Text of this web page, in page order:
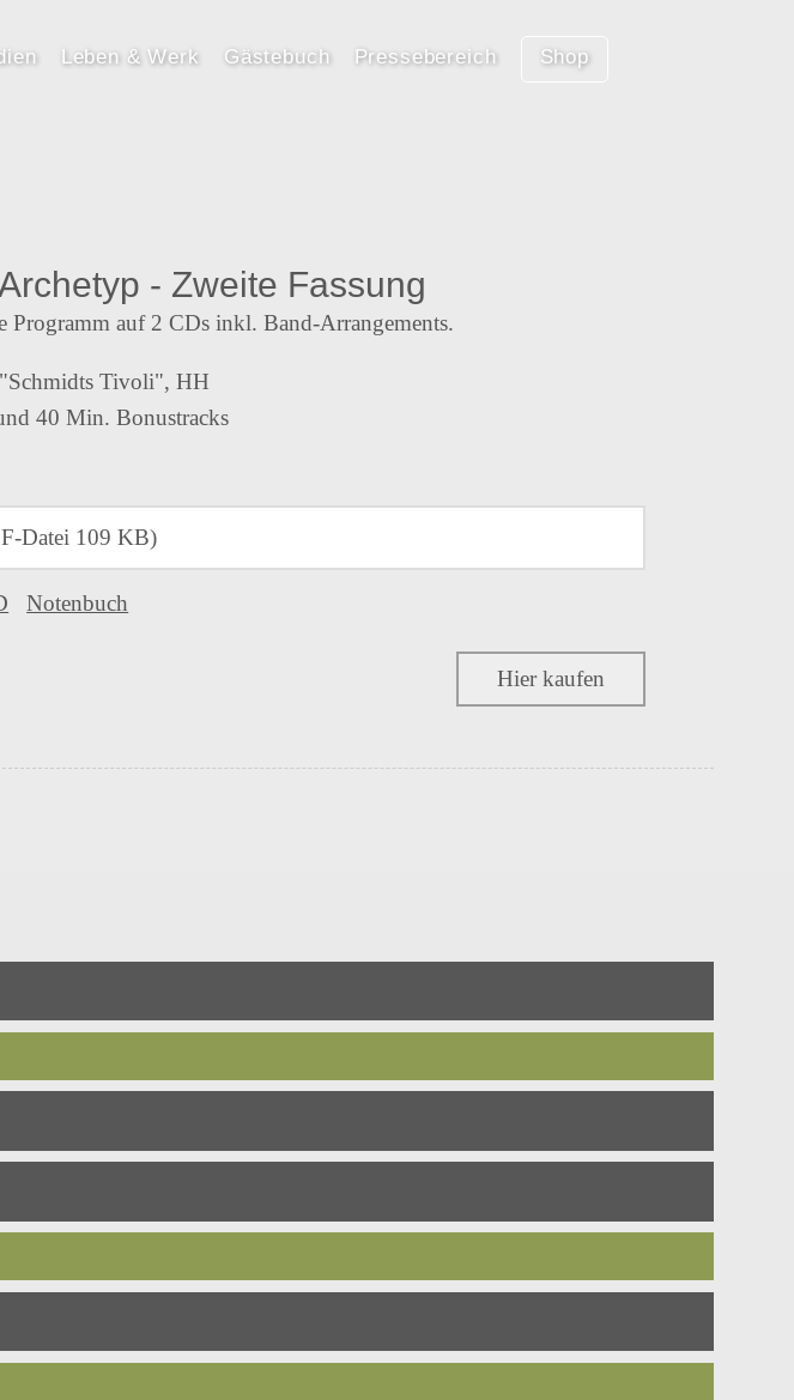
Leben & Werk Gästebuch Pressebereich Shop
- Zweite Fassung
Programm auf 2 CDs inkl. Band-Arrangements.
Tivoli", HH
40 Min. Bonustracks
Datei 109 KB)
Notenbuch
Hier kaufen